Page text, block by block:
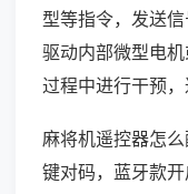
型等指令，发送
驱动内部微型电
过程中进行干预，
麻将机遥控器怎
键对码，蓝牙款